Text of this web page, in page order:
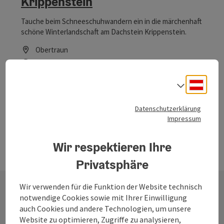
Tauche beim Schneeschuhwandern ein in die märchenhaft
schöne Winterlandschaft am Dachstein Krippenstein.
Obertraun
Öffnungszeiten
MOMontag geöffnet
DIDienstag geöffnet
MIMittwoch geöffnet
DODonnerstag geöffnet
FRFreitag geöffnet
SASamstag geöffnet
SOSonntag geöffnet
FEFeiertag geöffnet
Kontakt
Datenschutzerklärung
Impressum
Wir respektieren Ihre
Privatsphäre
Wir verwenden für die Funktion der Website technisch
notwendige Cookies sowie mit Ihrer Einwilligung
auch Cookies und andere Technologien, um unsere
Website zu optimieren, Zugriffe zu analysieren,